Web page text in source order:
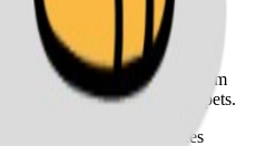
profissionais veterinários em
melhor cuidado para seus pets.
para Pets Inova Simples